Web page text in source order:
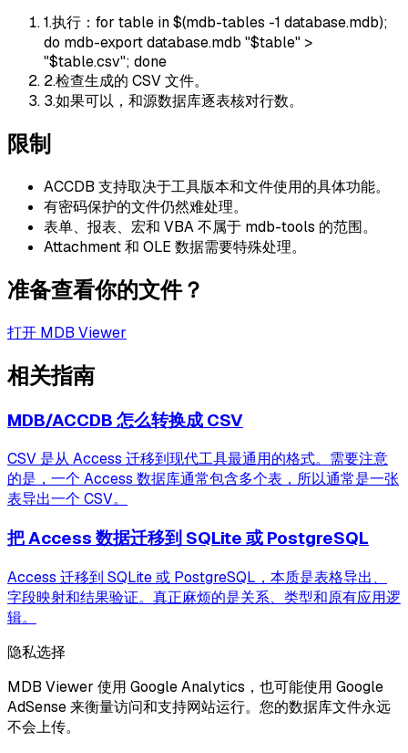
1.执行：for table in $(mdb-tables -1 database.mdb);
do mdb-export database.mdb "$table" >
"$table.csv"; done
2.检查生成的 CSV 文件。
3.如果可以，和源数据库逐表核对行数。
限制
ACCDB 支持取决于工具版本和文件使用的具体功能。
有密码保护的文件仍然难处理。
表单、报表、宏和 VBA 不属于 mdb-tools 的范围。
Attachment 和 OLE 数据需要特殊处理。
准备查看你的文件？
打开 MDB Viewer
相关指南
MDB/ACCDB 怎么转换成 CSV
CSV 是从 Access 迁移到现代工具最通用的格式。需要注意
的是，一个 Access 数据库通常包含多个表，所以通常是一张
表导出一个 CSV。
把 Access 数据迁移到 SQLite 或 PostgreSQL
Access 迁移到 SQLite 或 PostgreSQL，本质是表格导出、
字段映射和结果验证。真正麻烦的是关系、类型和原有应用逻
辑。
隐私选择
MDB Viewer 使用 Google Analytics，也可能使用 Google
AdSense 来衡量访问和支持网站运行。您的数据库文件永远
不会上传。